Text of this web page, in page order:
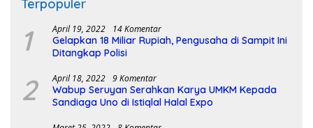
Terpopuler
1 April 19, 2022 14 Komentar
Gelapkan 18 Miliar Rupiah, Pengusaha di Sampit Ini
Ditangkap Polisi
2 April 18, 2022 9 Komentar
Wabup Seruyan Serahkan Karya UMKM Kepada
Sandiaga Uno di Istiqlal Halal Expo